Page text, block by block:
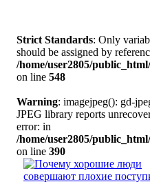
Strict Standards: Only
should be assigned by
/home/user2805/
on line 548
Warning: imagejpeg(): gd-
JPEG library reports
error: in
/home/user2805/
on line 390